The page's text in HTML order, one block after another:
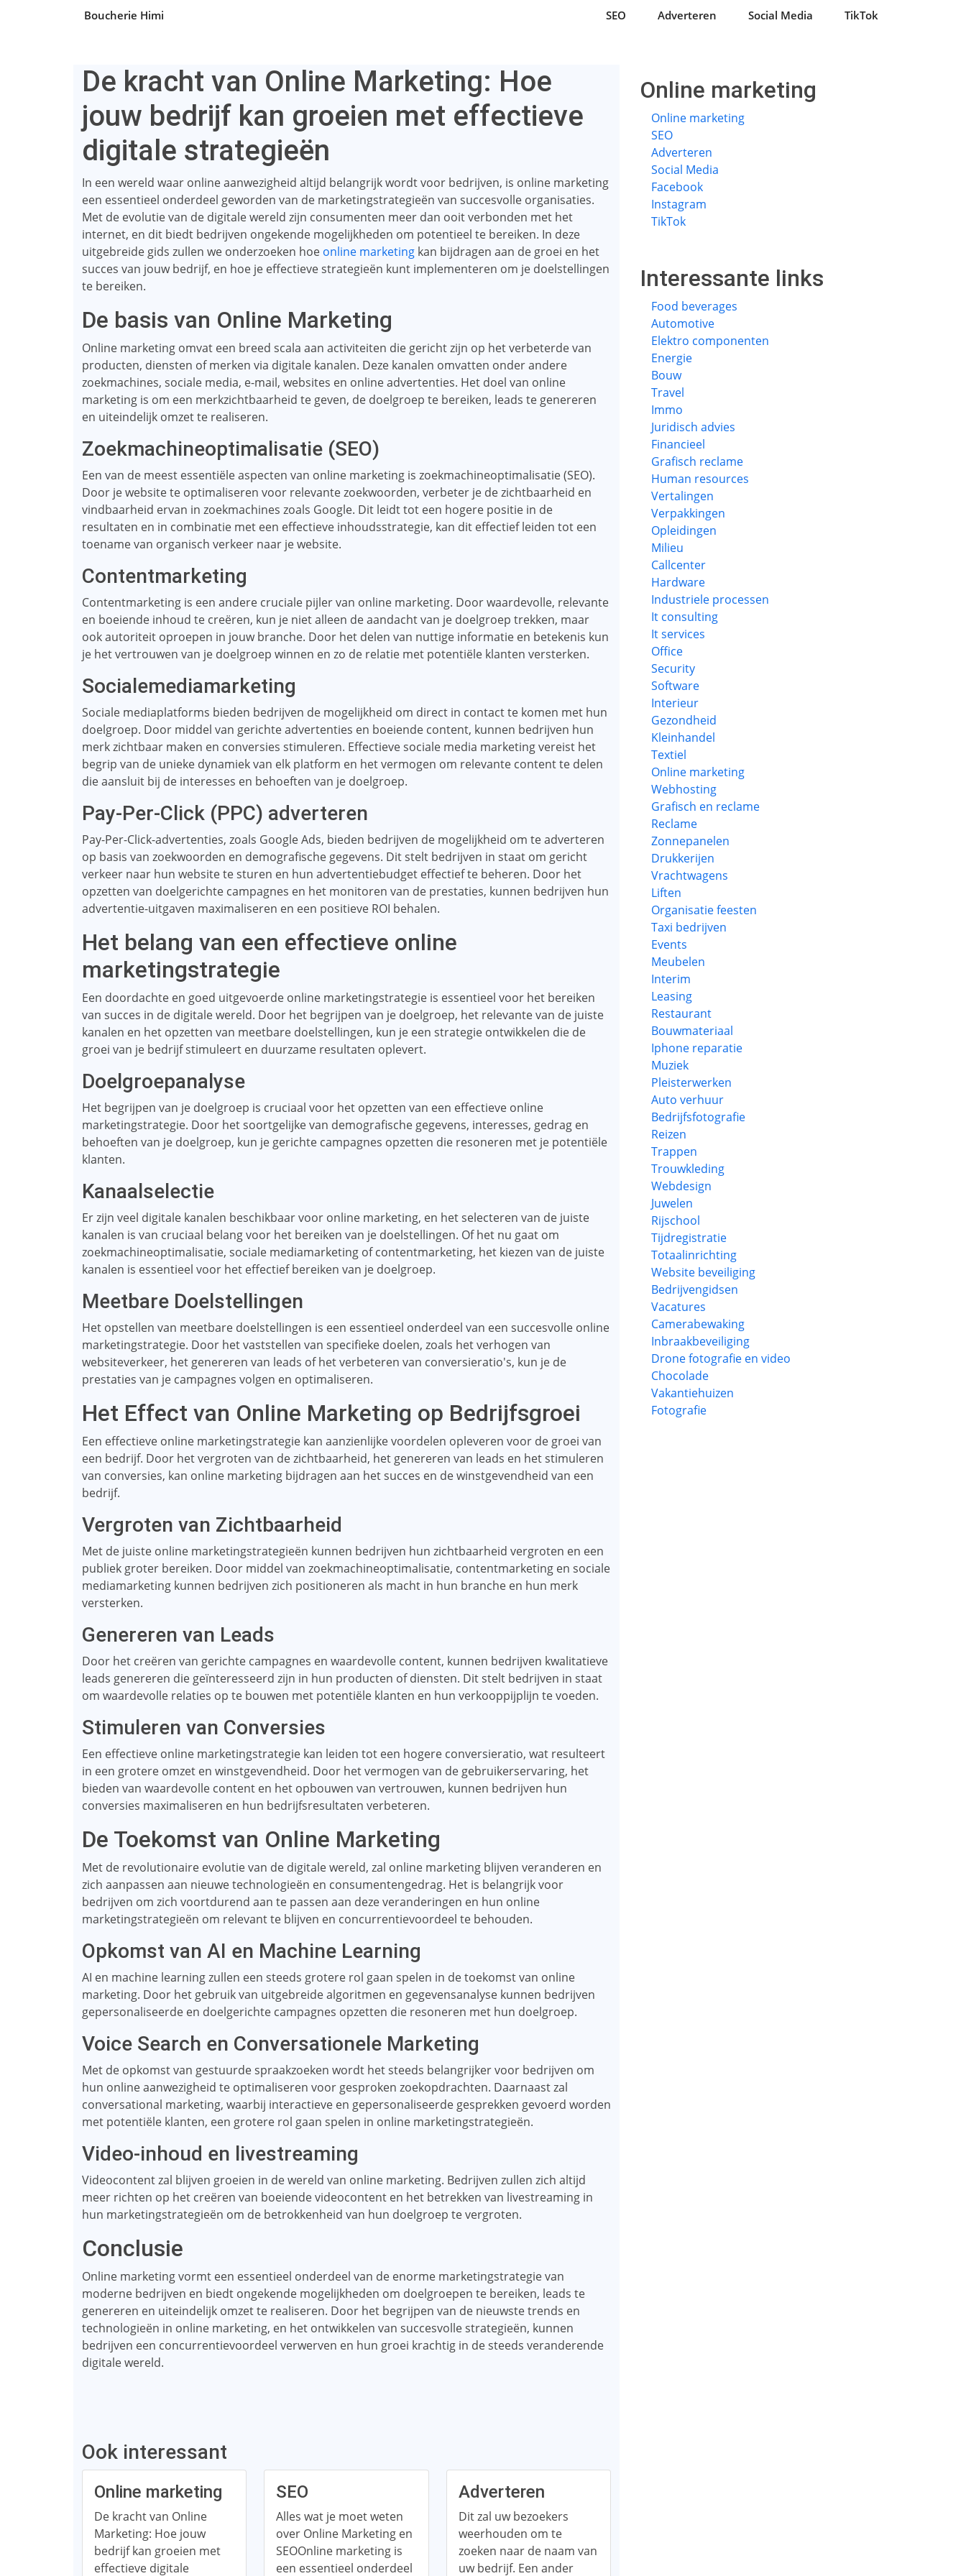
Boucherie Himi SEO Adverteren Social Media TikTok
De kracht van Online Marketing: Hoe
jouw bedrijf kan groeien met effectieve
digitale strategieën
In een wereld waar online aanwezigheid altijd belangrijk wordt voor bedrijven, is online marketing
een essentieel onderdeel geworden van de marketingstrategieën van succesvolle organisaties.
Met de evolutie van de digitale wereld zijn consumenten meer dan ooit verbonden met het
internet, en dit biedt bedrijven ongekende mogelijkheden om potentieel te bereiken. In deze
uitgebreide gids zullen we onderzoeken hoe online marketing kan bijdragen aan de groei en het
succes van jouw bedrijf, en hoe je effectieve strategieën kunt implementeren om je doelstellingen
te bereiken.
De basis van Online Marketing
Online marketing omvat een breed scala aan activiteiten die gericht zijn op het verbeterde van
producten, diensten of merken via digitale kanalen. Deze kanalen omvatten onder andere
zoekmachines, sociale media, e-mail, websites en online advertenties. Het doel van online
marketing is om een ​​merkzichtbaarheid te geven, de doelgroep te bereiken, leads te genereren
en uiteindelijk omzet te realiseren.
Zoekmachineoptimalisatie (SEO)
Een van de meest essentiële aspecten van online marketing is zoekmachineoptimalisatie (SEO).
Door je website te optimaliseren voor relevante zoekwoorden, verbeter je de zichtbaarheid en
vindbaarheid ervan in zoekmachines zoals Google. Dit leidt tot een hogere positie in de
resultaten en in combinatie met een effectieve inhoudsstrategie, kan dit effectief leiden tot een
toename van organisch verkeer naar je website.
Contentmarketing
Contentmarketing is een andere cruciale pijler van online marketing. Door waardevolle, relevante
en boeiende inhoud te creëren, kun je niet alleen de aandacht van je doelgroep trekken, maar
ook autoriteit oproepen in jouw branche. Door het delen van nuttige informatie en betekenis kun
je het vertrouwen van je doelgroep winnen en zo de relatie met potentiële klanten versterken.
Socialemediamarketing
Sociale mediaplatforms bieden bedrijven de mogelijkheid om direct in contact te komen met hun
doelgroep. Door middel van gerichte advertenties en boeiende content, kunnen bedrijven hun
merk zichtbaar maken en conversies stimuleren. Effectieve sociale media marketing vereist het
begrip van de unieke dynamiek van elk platform en het vermogen om relevante content te delen
die aansluit bij de interesses en behoeften van je doelgroep.
Pay-Per-Click (PPC) adverteren
Pay-Per-Click-advertenties, zoals Google Ads, bieden bedrijven de mogelijkheid om te adverteren
op basis van zoekwoorden en demografische gegevens. Dit stelt bedrijven in staat om gericht
verkeer naar hun website te sturen en hun advertentiebudget effectief te beheren. Door het
opzetten van doelgerichte campagnes en het monitoren van de prestaties, kunnen bedrijven hun
advertentie-uitgaven maximaliseren en een positieve ROI behalen.
Het belang van een effectieve online
marketingstrategie
Een doordachte en goed uitgevoerde online marketingstrategie is essentieel voor het bereiken
van succes in de digitale wereld. Door het begrijpen van je doelgroep, het relevante van de juiste
kanalen en het opzetten van meetbare doelstellingen, kun je een strategie ontwikkelen die de
groei van je bedrijf stimuleert en duurzame resultaten oplevert.
Doelgroepanalyse
Het begrijpen van je doelgroep is cruciaal voor het opzetten van een effectieve online
marketingstrategie. Door het soortgelijke van demografische gegevens, interesses, gedrag en
behoeften van je doelgroep, kun je gerichte campagnes opzetten die resoneren met je potentiële
klanten.
Kanaalselectie
Er zijn veel digitale kanalen beschikbaar voor online marketing, en het selecteren van de juiste
kanalen is van cruciaal belang voor het bereiken van je doelstellingen. Of het nu gaat om
zoekmachineoptimalisatie, sociale mediamarketing of contentmarketing, het kiezen van de juiste
kanalen is essentieel voor het effectief bereiken van je doelgroep.
Meetbare Doelstellingen
Het opstellen van meetbare doelstellingen is een essentieel onderdeel van een succesvolle online
marketingstrategie. Door het vaststellen van specifieke doelen, zoals het verhogen van
websiteverkeer, het genereren van leads of het verbeteren van conversieratio's, kun je de
prestaties van je campagnes volgen en optimaliseren.
Het Effect van Online Marketing op Bedrijfsgroei
Een effectieve online marketingstrategie kan aanzienlijke voordelen opleveren voor de groei van
een bedrijf. Door het vergroten van de zichtbaarheid, het genereren van leads en het stimuleren
van conversies, kan online marketing bijdragen aan het succes en de winstgevendheid van een
bedrijf.
Vergroten van Zichtbaarheid
Met de juiste online marketingstrategieën kunnen bedrijven hun zichtbaarheid vergroten en een
publiek groter bereiken. Door middel van zoekmachineoptimalisatie, contentmarketing en sociale
mediamarketing kunnen bedrijven zich positioneren als macht in hun branche en hun merk
versterken.
Genereren van Leads
Door het creëren van gerichte campagnes en waardevolle content, kunnen bedrijven kwalitatieve
leads genereren die geïnteresseerd zijn in hun producten of diensten. Dit stelt bedrijven in staat
om waardevolle relaties op te bouwen met potentiële klanten en hun verkooppijplijn te voeden.
Stimuleren van Conversies
Een effectieve online marketingstrategie kan leiden tot een hogere conversieratio, wat resulteert
in een grotere omzet en winstgevendheid. Door het vermogen van de gebruikerservaring, het
bieden van waardevolle content en het opbouwen van vertrouwen, kunnen bedrijven hun
conversies maximaliseren en hun bedrijfsresultaten verbeteren.
De Toekomst van Online Marketing
Met de revolutionaire evolutie van de digitale wereld, zal online marketing blijven veranderen en
zich aanpassen aan nieuwe technologieën en consumentengedrag. Het is belangrijk voor
bedrijven om zich voortdurend aan te passen aan deze veranderingen en hun online
marketingstrategieën om relevant te blijven en concurrentievoordeel te behouden.
Opkomst van AI en Machine Learning
AI en machine learning zullen een steeds grotere rol gaan spelen in de toekomst van online
marketing. Door het gebruik van uitgebreide algoritmen en gegevensanalyse kunnen bedrijven
gepersonaliseerde en doelgerichte campagnes opzetten die resoneren met hun doelgroep.
Voice Search en Conversationele Marketing
Met de opkomst van gestuurde spraakzoeken wordt het steeds belangrijker voor bedrijven om
hun online aanwezigheid te optimaliseren voor gesproken zoekopdrachten. Daarnaast zal
conversational marketing, waarbij interactieve en gepersonaliseerde gesprekken gevoerd worden
met potentiële klanten, een grotere rol gaan spelen in online marketingstrategieën.
Video-inhoud en livestreaming
Videocontent zal blijven groeien in de wereld van online marketing. Bedrijven zullen zich altijd
meer richten op het creëren van boeiende videocontent en het betrekken van livestreaming in
hun marketingstrategieën om de betrokkenheid van hun doelgroep te vergroten.
Conclusie
Online marketing vormt een essentieel onderdeel van de enorme marketingstrategie van
moderne bedrijven en biedt ongekende mogelijkheden om doelgroepen te bereiken, leads te
genereren en uiteindelijk omzet te realiseren. Door het begrijpen van de nieuwste trends en
technologieën in online marketing, en het ontwikkelen van succesvolle strategieën, kunnen
bedrijven een concurrentievoordeel verwerven en hun groei krachtig in de steeds veranderende
digitale wereld.
Ook interessant
Online marketing
De kracht van Online
Marketing: Hoe jouw
bedrijf kan groeien met
effectieve digitale
SEO
Alles wat je moet weten
over Online Marketing en
SEOOnline marketing is
een essentieel onderdeel
Adverteren
Dit zal uw bezoekers
weerhouden om te
zoeken naar de naam van
uw bedrijf. Een ander
Online marketing
Online marketing
SEO
Adverteren
Social Media
Facebook
Instagram
TikTok
Interessante links
Food beverages
Automotive
Elektro componenten
Energie
Bouw
Travel
Immo
Juridisch advies
Financieel
Grafisch reclame
Human resources
Vertalingen
Verpakkingen
Opleidingen
Milieu
Callcenter
Hardware
Industriele processen
It consulting
It services
Office
Security
Software
Interieur
Gezondheid
Kleinhandel
Textiel
Online marketing
Webhosting
Grafisch en reclame
Reclame
Zonnepanelen
Drukkerijen
Vrachtwagens
Liften
Organisatie feesten
Taxi bedrijven
Events
Meubelen
Interim
Leasing
Restaurant
Bouwmateriaal
Iphone reparatie
Muziek
Pleisterwerken
Auto verhuur
Bedrijfsfotografie
Reizen
Trappen
Trouwkleding
Webdesign
Juwelen
Rijschool
Tijdregistratie
Totaalinrichting
Website beveiliging
Bedrijvengidsen
Vacatures
Camerabewaking
Inbraakbeveiliging
Drone fotografie en video
Chocolade
Vakantiehuizen
Fotografie